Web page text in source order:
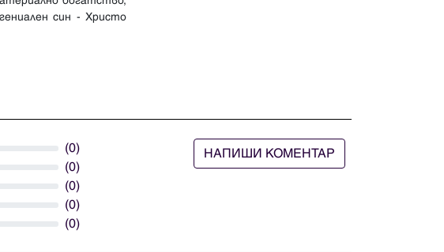
син - Христо
(0)
(0)
(0)
(0)
(0)
НАПИШИ КОМЕНТАР